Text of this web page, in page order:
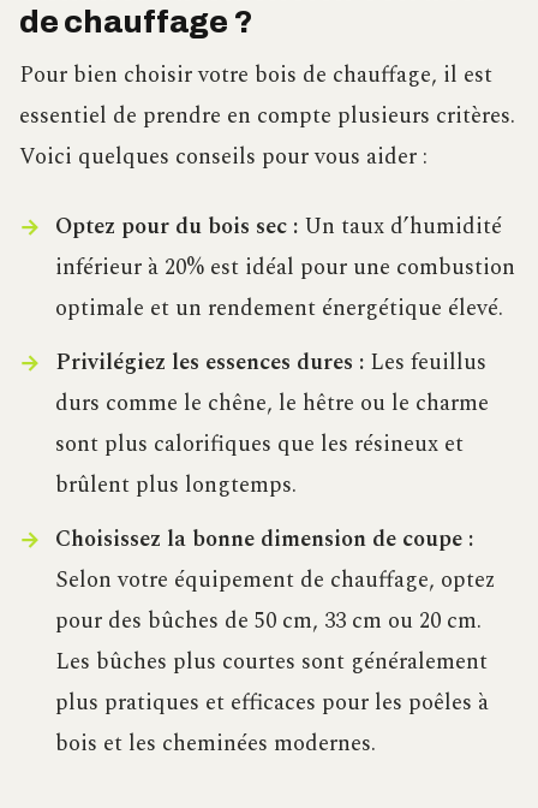
de chauffage ?
Pour bien choisir votre bois de chauffage, il est
essentiel de prendre en compte plusieurs critères.
Voici quelques conseils pour vous aider :
Optez pour du bois sec :Un taux d’humidité
inférieur à 20% est idéal pour une combustion
optimale et un rendement énergétique élevé.
Privilégiez les essences dures :Les feuillus
durs comme le chêne, le hêtre ou le charme
sont plus calorifiques que les résineux et
brûlent plus longtemps.
Choisissez la bonne dimension de coupe :
Selon votre équipement de chauffage, optez
pour des bûches de 50 cm, 33 cm ou 20 cm.
Les bûches plus courtes sont généralement
plus pratiques et efficaces pour les poêles à
bois et les cheminées modernes.